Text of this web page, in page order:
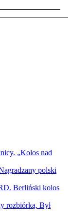
„Kolos nad
polski
Berliński kolos
rozbiórką. Był